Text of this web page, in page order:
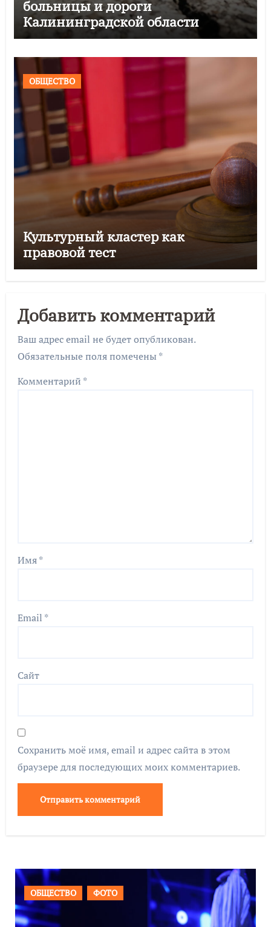
больницы и дороги
Калининградской области
ОБЩЕСТВО
Культурный кластер как
правовой тест
Добавить комментарий
Ваш адрес email не будет опубликован.
Обязательные поля помечены *
Комментарий *
Имя*
Email *
Сайт
Сохранить моё имя, email и адрес сайта в этом
браузере для последующих моих комментариев.
ВАЖНОЕ ОБЩЕСТВО ФОТО